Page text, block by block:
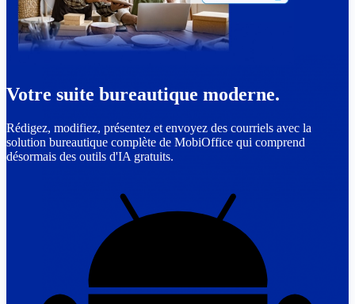
Votre suite bureautique moderne.
Rédigez, modifiez, présentez et envoyez des courriels avec la
solution bureautique complète de MobiOffice qui comprend
désormais des outils d'IA gratuits.